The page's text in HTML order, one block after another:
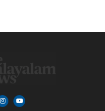
InstagramYouTube